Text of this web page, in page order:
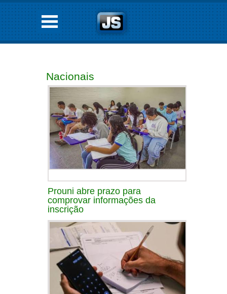
Nacionais
Prouni abre prazo para
comprovar informações da
inscrição